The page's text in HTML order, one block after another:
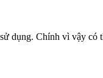
dụng. Chính vì vậy có